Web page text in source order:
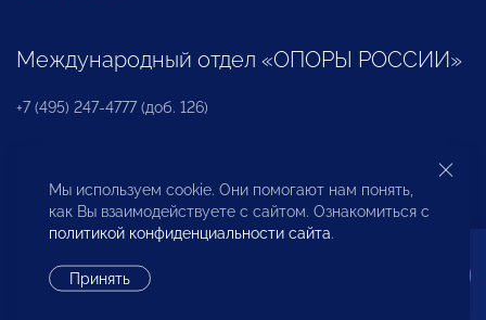
Международный отдел «ОПОРЫ РОССИИ»
+7 (495) 247-4777 (доб. 126)
Бюро по защите прав предпринимателей и
инвесторов
Мы используем cookie. Они помогают нам понять,
как Вы взаимодействуете с сайтом. Ознакомиться с
политикой конфиденциальности сайта.
Принять